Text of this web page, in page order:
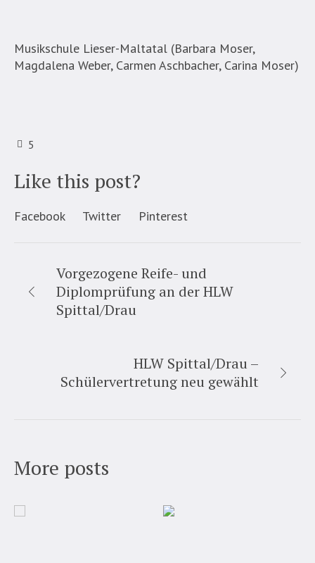
Musikschule Lieser-Maltatal (Barbara Moser,
Magdalena Weber, Carmen Aschbacher, Carina Moser)
5
Like this post?
Facebook Twitter Pinterest
Vorgezogene Reife- und
Diplomprüfung an der HLW
Spittal/Drau
HLW Spittal/Drau –
Schülervertretung neu gewählt
More posts